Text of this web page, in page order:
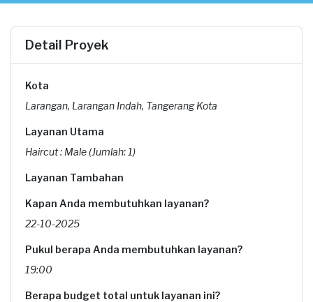
Detail Proyek
Kota
Larangan, Larangan Indah, Tangerang Kota
Layanan Utama
Haircut : Male (Jumlah: 1)
Layanan Tambahan
Kapan Anda membutuhkan layanan?
22-10-2025
Pukul berapa Anda membutuhkan layanan?
19:00
Berapa budget total untuk layanan ini?